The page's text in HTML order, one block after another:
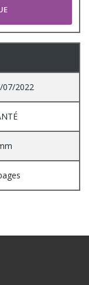
07/2022